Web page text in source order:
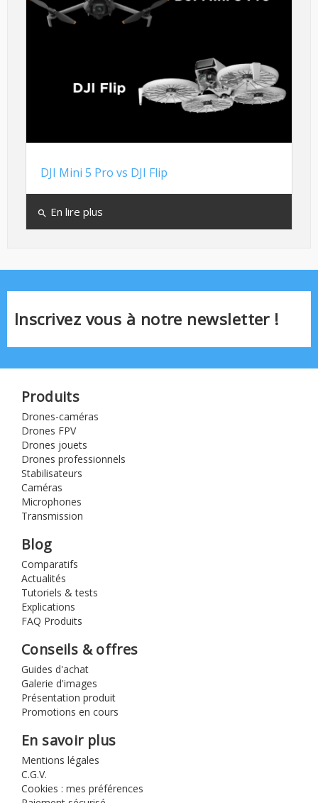
DJI Mini 5 Pro vs DJI Flip
search En lire plus
Inscrivez vous à notre newsletter !
Produits
Drones-caméras
Drones FPV
Drones jouets
Drones professionnels
Stabilisateurs
Caméras
Microphones
Transmission
Blog
Comparatifs
Actualités
Tutoriels & tests
Explications
FAQ Produits
Conseils & offres
Guides d'achat
Galerie d'images
Présentation produit
Promotions en cours
En savoir plus
Mentions légales
C.G.V.
Cookies : mes préférences